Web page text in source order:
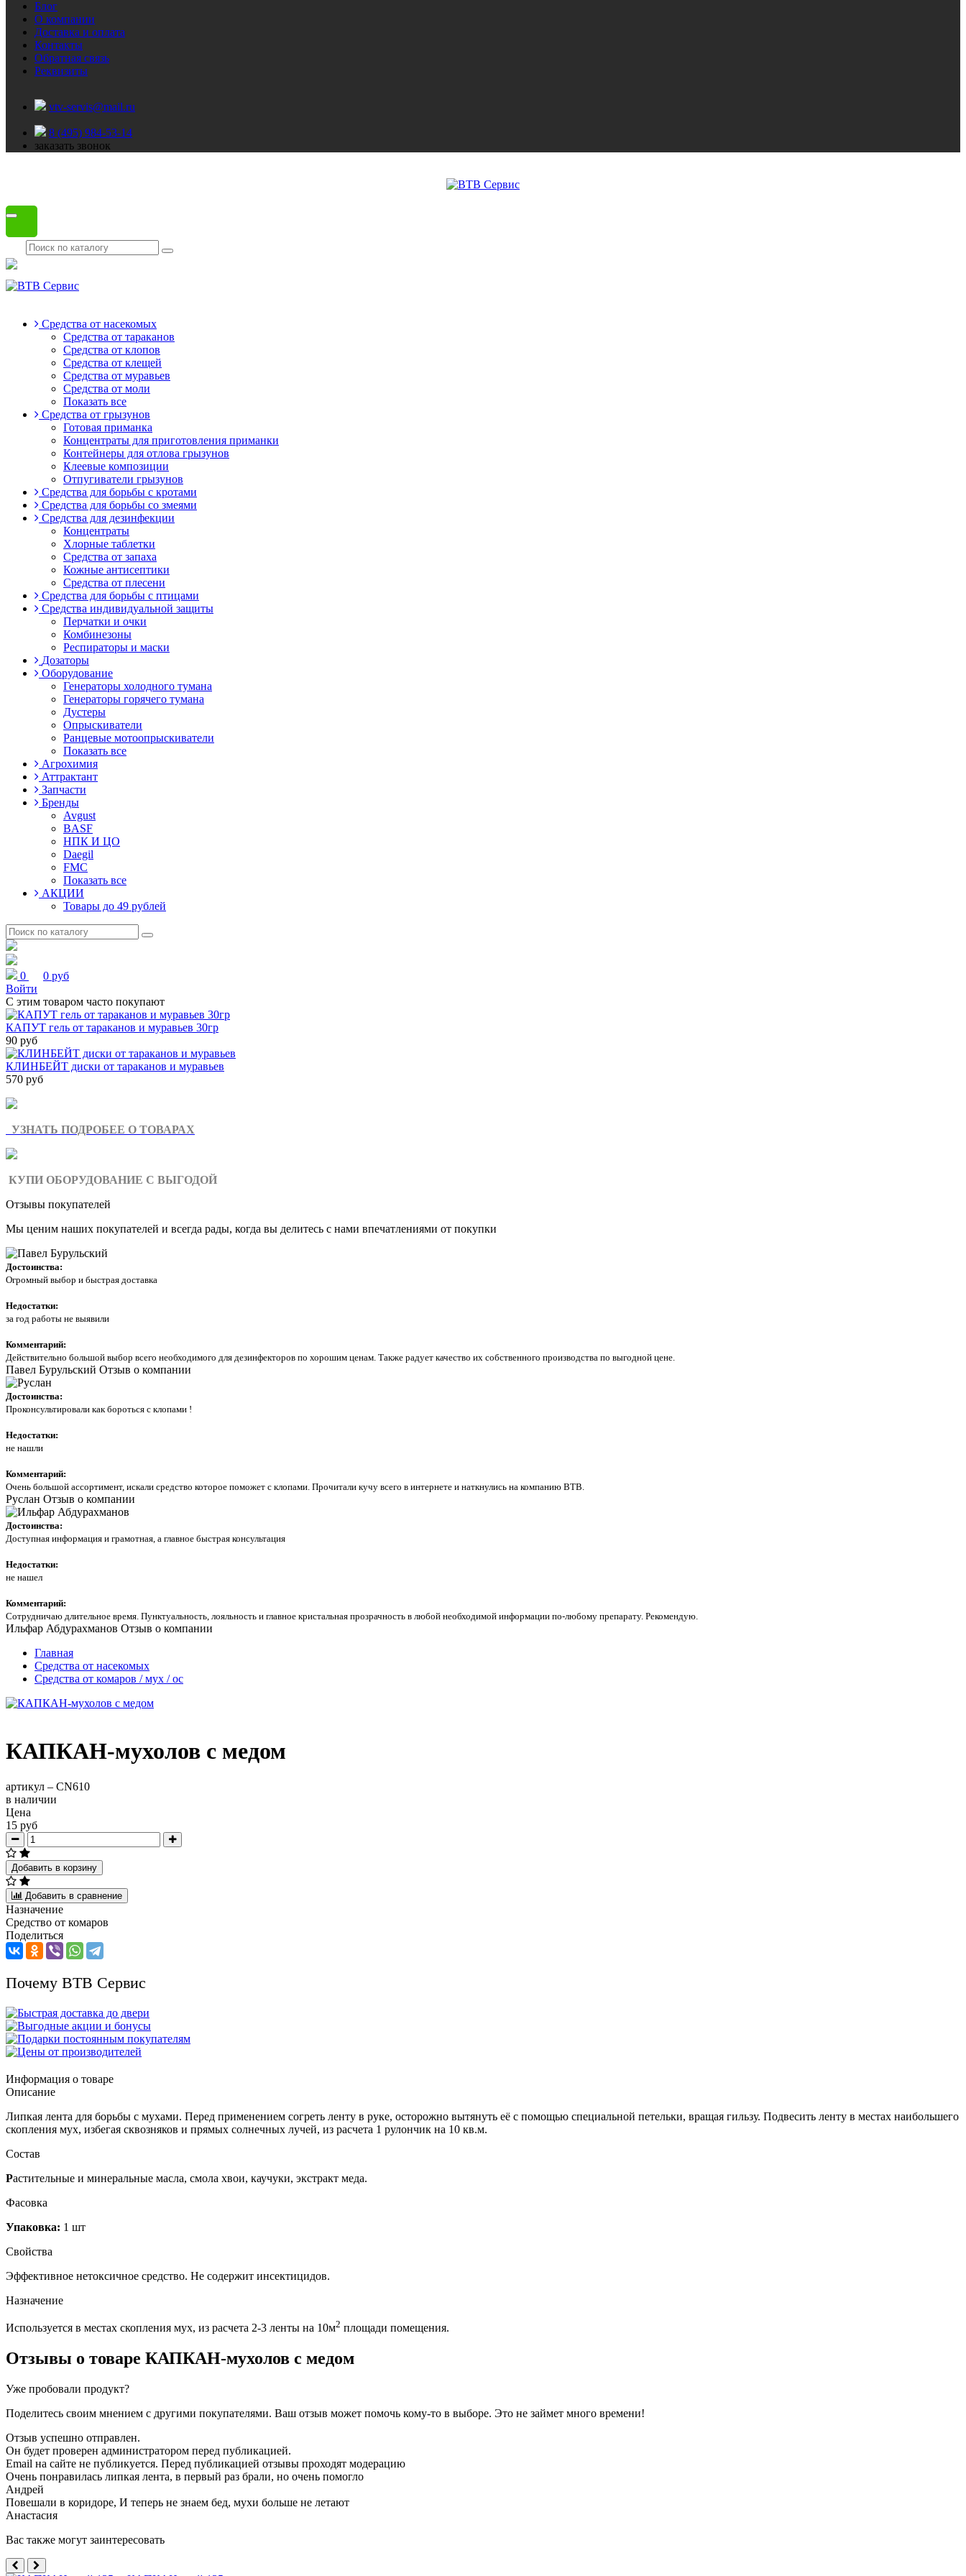
Блог
О компании
Доставка и оплата
Контакты
Обратная связь
Реквизиты
vtv-servis@mail.ru
8 (495) 984-53-14
заказать звонок
Средства от насекомых
Средства от тараканов
Средства от клопов
Средства от клещей
Средства от муравьев
Средства от моли
Показать все
Средства от грызунов
Готовая приманка
Концентраты для приготовления приманки
Контейнеры для отлова грызунов
Клеевые композиции
Отпугиватели грызунов
Средства для борьбы с кротами
Средства для борьбы со змеями
Средства для дезинфекции
Концентраты
Хлорные таблетки
Средства от запаха
Кожные антисептики
Средства от плесени
Средства для борьбы с птицами
Средства индивидуальной защиты
Перчатки и очки
Комбинезоны
Респираторы и маски
Дозаторы
Оборудование
Генераторы холодного тумана
Генераторы горячего тумана
Дустеры
Опрыскиватели
Ранцевые мотоопрыскиватели
Показать все
Агрохимия
Аттрактант
Запчасти
Бренды
Avgust
BASF
НПК И ЦО
Daegil
FMC
Показать все
АКЦИИ
Товары до 49 рублей
0
0 руб
Войти
С этим товаром часто покупают
КАПУТ гель от тараканов и муравьев 30гр
90 руб
КЛИНБЕЙТ диски от тараканов и муравьев
570 руб
УЗНАТЬ ПОДРОБЕЕ О ТОВАРАХ
КУПИ ОБОРУДОВАНИЕ С ВЫГОДОЙ
Отзывы покупателей
Мы ценим наших покупателей и всегда рады, когда вы делитесь с нами впечатлениями от покупки
Достоинства:
Огромный выбор и быстрая доставка
Недостатки:
за год работы не выявили
Комментарий:
Действительно большой выбор всего необходимого для дезинфекторов по хорошим ценам. Также радует качество их собственного производства по выгодной цене.
Павел Бурульский Отзыв о компании
Достоинства:
Проконсультировали как бороться с клопами !
Недостатки:
не нашли
Комментарий:
Очень большой ассортимент, искали средство которое поможет с клопами. Прочитали кучу всего в интернете и наткнулись на компанию ВТВ.
Руслан Отзыв о компании
Достоинства:
Доступная информация и грамотная, а главное быстрая консультация
Недостатки:
не нашел
Комментарий:
Сотрудничаю длительное время. Пунктуальность, лояльность и главное кристальная прозрачность в любой необходимой информации по-любому препарату. Рекомендую.
Ильфар Абдурахманов Отзыв о компании
Главная
Средства от насекомых
Средства от комаров / мух / ос
КАПКАН-мухолов с медом
артикул – CN610
в наличии
Цена
15 руб
Добавить в корзину
Добавить в сравнение
Назначение
Средство от комаров
Поделиться
Почему ВТВ Сервис
Информация о товаре
Описание
Липкая лента для борьбы с мухами. Перед применением согреть ленту в руке, осторожно вытянуть её с помощью специальной петельки, вращая гильзу. Подвесить ленту в местах наибольшего
скопления мух, избегая сквозняков и прямых солнечных лучей, из расчета 1 рулончик на 10 кв.м.
Состав
Растительные и минеральные масла, смола хвои, каучуки, экстракт меда.
Фасовка
Упаковка: 1 шт
Свойства
Эффективное нетоксичное средство. Не содержит инсектицидов.
Назначение
Используется в местах скопления мух, из расчета 2-3 ленты на 10м2 площади помещения.
Отзывы о товаре КАПКАН-мухолов с медом
Уже пробовали продукт?
Поделитесь своим мнением с другими покупателями. Ваш отзыв может помочь кому-то в выборе. Это не займет много времени!
Отзыв успешно отправлен.
Он будет проверен администратором перед публикацией.
Email на сайте не публикуется. Перед публикацией отзывы проходят модерацию
Очень понравилась липкая лента, в первый раз брали, но очень помогло
Андрей
Повешали в коридоре, И теперь не знаем бед, мухи больше не летают
Анастасия
Вас также могут заинтересовать